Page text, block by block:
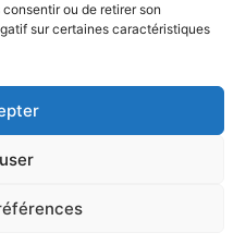
ou de retirer son
sur certaines caractéristiques
l’album qui va vous